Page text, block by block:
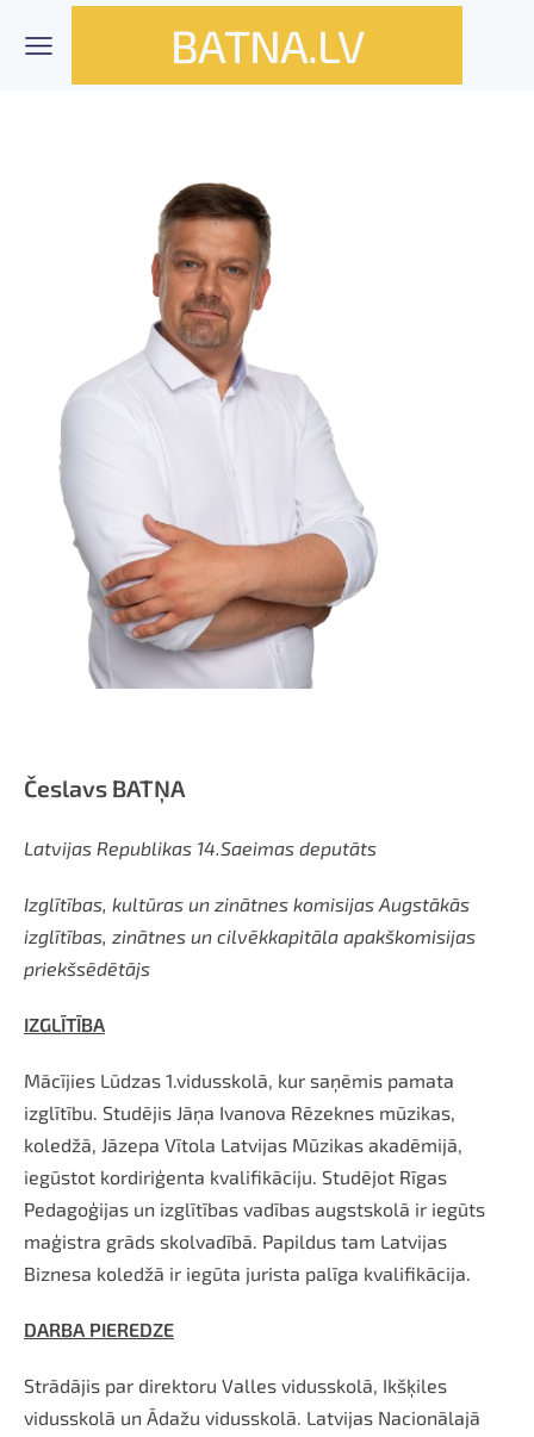
BATNA.LV
Česlavs BATŅA
Latvijas Republikas 14.Saeimas deputāts
Izglītības, kultūras un zinātnes komisijas Augstākās
izglītības, zinātnes un cilvēkkapitāla apakškomisijas
priekšsēdētājs
IZGLĪTĪBA
Mācījies Lūdzas 1.vidusskolā, kur saņēmis pamata
izglītību. Studējis Jāņa Ivanova Rēzeknes mūzikas,
koledžā, Jāzepa Vītola Latvijas Mūzikas akadēmijā,
iegūstot kordiriģenta kvalifikāciju. Studējot Rīgas
Pedagoģijas un izglītības vadības augstskolā ir iegūts
maģistra grāds skolvadībā. Papildus tam Latvijas
Biznesa koledžā ir iegūta jurista palīga kvalifikācija.
DARBA PIEREDZE
Strādājis par direktoru Valles vidusskolā, Ikšķiles
vidusskolā un Ādažu vidusskolā. Latvijas Nacionālajā